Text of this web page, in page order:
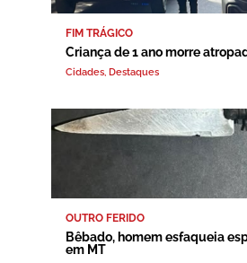
FIM TRÁGICO
Criança de 1 ano morre
Cidades, Destaques
OUTRO FERIDO
Bêbado, homem esfaqueia
em MT